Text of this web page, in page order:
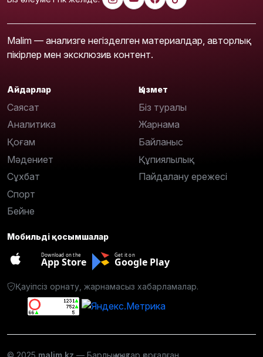
Malim — анализге негізделген материалдар, авторлық
пікірлер мен эксклюзив контент.
Айдарлар
Саясат
Аналитика
Қоғам
Мәдениет
Сұхбат
Спорт
Бейне
Қызмет
Біз туралы
Жарнама
Байланыс
Құпиялылық
Пайдалану ережесі
Мобильді қосымшалар
Download on the
App Store
Get it on
Google Play
Қауіпсіз орнату, жарнамасыз хабарламалар.
© 2025 malim.kz — Барлық құқықтар қорғалған.